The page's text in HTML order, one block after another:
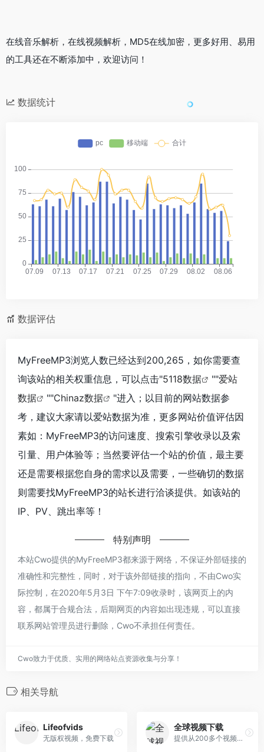
在线音乐解析，在线视频解析，MD5在线加密，更多好用、易用
的工具还在不断添加中，欢迎访问！
数据统计
数据评估
MyFreeMP3浏览人数已经达到200,265，如你需要查
询该站的相关权重信息，可以点击"5118数据 ""爱站
数据
""Chinaz数据
"进入；以目前的网站数据参
考，建议大家请以爱站数据为准，更多网站价值评估因
素如：MyFreeMP3的访问速度、搜索引擎收录以及索
引量、用户体验等；当然要评估一个站的价值，最主要
还是需要根据您自身的需求以及需要，一些确切的数据
则需要找MyFreeMP3的站长进行洽谈提供。如该站的
IP、PV、跳出率等！
特别声明
本站Cwo提供的MyFreeMP3都来源于网络，不保证外部链接的
准确性和完整性，同时，对于该外部链接的指向，不由Cwo实
际控制，在2020年5月3日 下午7:09收录时，该网页上的内
容，都属于合规合法，后期网页的内容如出现违规，可以直接
联系网站管理员进行删除，Cwo不承担任何责任。
Cwo致力于优质、实用的网络站点资源收集与分享！
相关导航
Lifeofvids
无版权视频，免费下载
全球视频下载
提供从200多个视频站点中保存的视频的最佳质量